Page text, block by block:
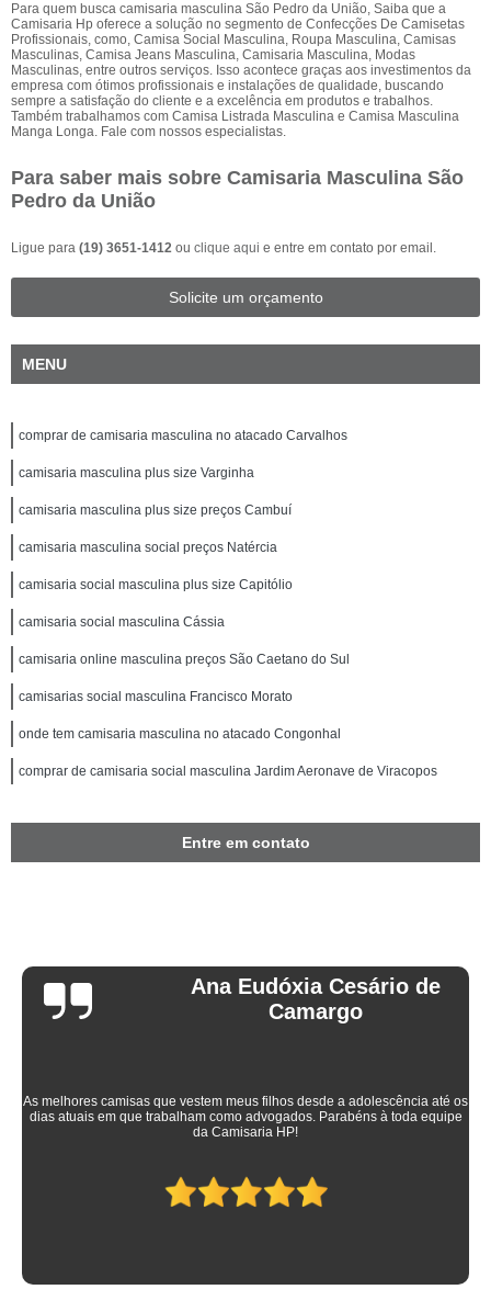
Para quem busca camisaria masculina São Pedro da União, Saiba que a
Camisaria Hp oferece a solução no segmento de Confecções De Camisetas
Profissionais, como, Camisa Social Masculina, Roupa Masculina, Camisas
Masculinas, Camisa Jeans Masculina, Camisaria Masculina, Modas
Masculinas, entre outros serviços. Isso acontece graças aos investimentos da
empresa com ótimos profissionais e instalações de qualidade, buscando
sempre a satisfação do cliente e a excelência em produtos e trabalhos.
Também trabalhamos com Camisa Listrada Masculina e Camisa Masculina
Manga Longa. Fale com nossos especialistas.
Para saber mais sobre Camisaria Masculina São
Pedro da União
Ligue para (19) 3651-1412 ou clique aqui e entre em contato por email.
Solicite um orçamento
MENU
comprar de camisaria masculina no atacado Carvalhos
camisaria masculina plus size Varginha
camisaria masculina plus size preços Cambuí
camisaria masculina social preços Natércia
camisaria social masculina plus size Capitólio
camisaria social masculina Cássia
camisaria online masculina preços São Caetano do Sul
camisarias social masculina Francisco Morato
onde tem camisaria masculina no atacado Congonhal
comprar de camisaria social masculina Jardim Aeronave de Viracopos
Entre em contato
Ana Eudóxia Cesário de
Camargo
As melhores camisas que vestem meus filhos desde a adolescência até os
dias atuais em que trabalham como advogados. Parabéns à toda equipe
da Camisaria HP!